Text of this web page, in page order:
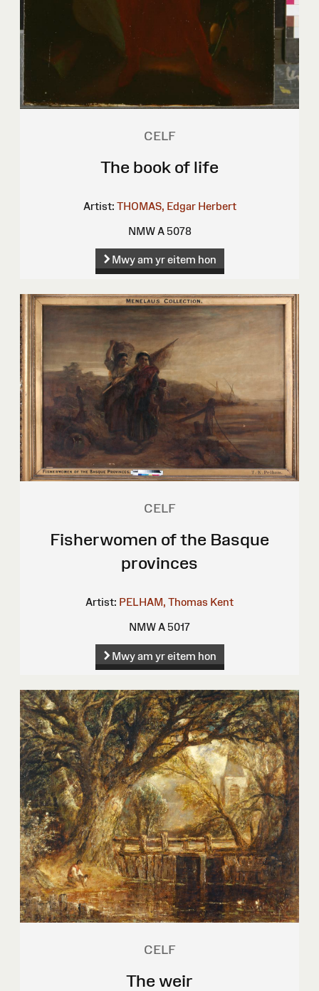
CELF
The book of life
Artist: THOMAS, Edgar Herbert
NMW A 5078
Mwy am yr eitem hon
CELF
Fisherwomen of the Basque
provinces
Artist: PELHAM, Thomas Kent
NMW A 5017
Mwy am yr eitem hon
CELF
The weir